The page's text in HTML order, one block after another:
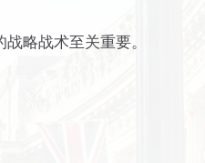
略战术至关重要。